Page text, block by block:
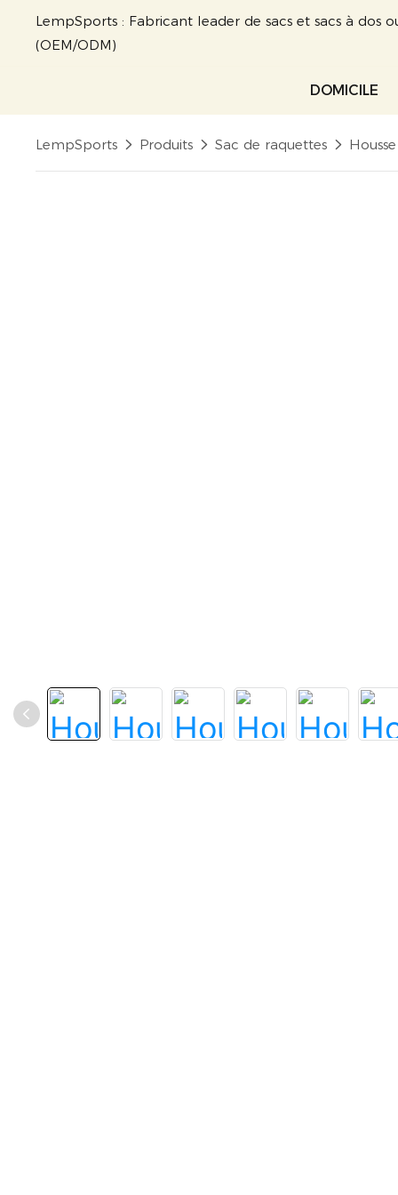
LempSports : Fabricant leader de sacs et sacs à dos
(OEM/ODM)
DOMICILE
LempSports Produits Sac de raquettes